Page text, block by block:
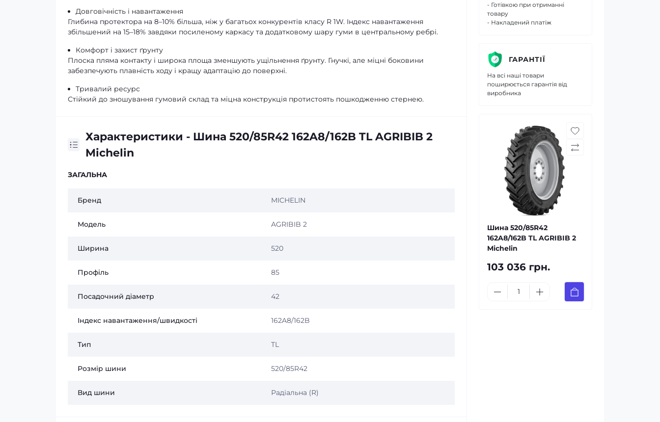
Довговічність і навантаження
Глибина протектора на 8–10% більша, ніж у багатьох конкурентів класу R 1W. Індекс навантаження
збільшений на 15–18% завдяки посиленому каркасу та додатковому шару гуми в центральному ребрі.
Комфорт і захист ґрунту
Плоска пляма контакту і широка площа зменшують ущільнення ґрунту. Гнучкі, але міцні боковини
забезпечують плавність ходу і кращу адаптацію до поверхні.
Тривалий ресурс
Стійкий до зношування гумовий склад та міцна конструкція протистоять пошкодженню стернею.
Характеристики - Шина 520/85R42 162A8/162B TL AGRIBIB 2
Michelin
ЗАГАЛЬНА
Бренд MICHELIN
Модель AGRIBIB 2
Ширина 520
Профіль 85
Посадочний діаметр 42
Індекс навантаження/швидкості 162A8/162B
Тип TL
Розмір шини 520/85R42
Вид шини Радіальна (R)
- Готівкою при отриманні
товару
- Накладений платіж
ГАРАНТІЇ
На всі наші товари
поширюється гарантія від
виробника
Шина 520/85R42
162A8/162B TL AGRIBIB 2
Michelin
103 036 грн.